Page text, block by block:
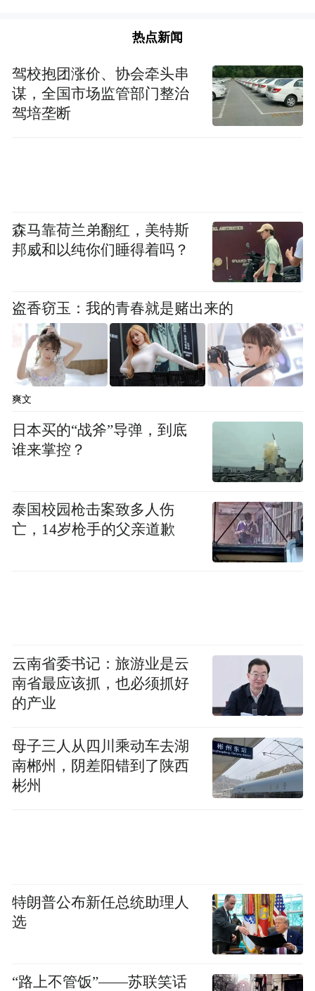
热点新闻
驾校抱团涨价、协会牵头串
谋，全国市场监管部门整治
驾培垄断
森马靠荷兰弟翻红，美特斯
邦威和以纯你们睡得着吗？
盗香窃玉：我的青春就是赌出来的
爽文
日本买的“战斧”导弹，到底
谁来掌控？
泰国校园枪击案致多人伤
亡，14岁枪手的父亲道歉
云南省委书记：旅游业是云
南省最应该抓，也必须抓好
的产业
母子三人从四川乘动车去湖
南郴州，阴差阳错到了陕西
彬州
特朗普公布新任总统助理人
选
“路上不管饭”——苏联笑话